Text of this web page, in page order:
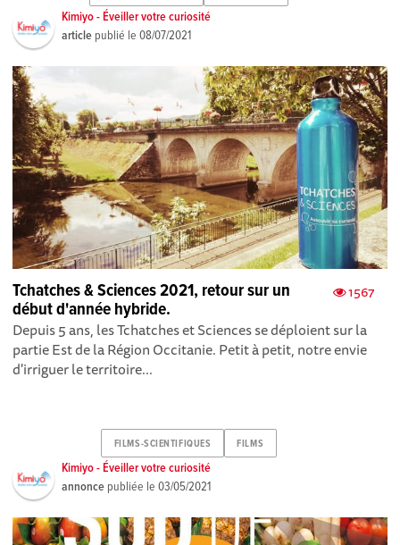
Kimiyo - Éveiller votre curiosité
article publié le08/07/2021
1567
Tchatches & Sciences 2021, retour sur un
début d'année hybride.
Depuis 5 ans, les Tchatches et Sciences se déploient sur la
partie Est de la Région Occitanie. Petit à petit, notre envie
d'irriguer le territoire...
FILMS-SCIENTIFIQUES FILMS
Kimiyo - Éveiller votre curiosité
annonce publiée le03/05/2021